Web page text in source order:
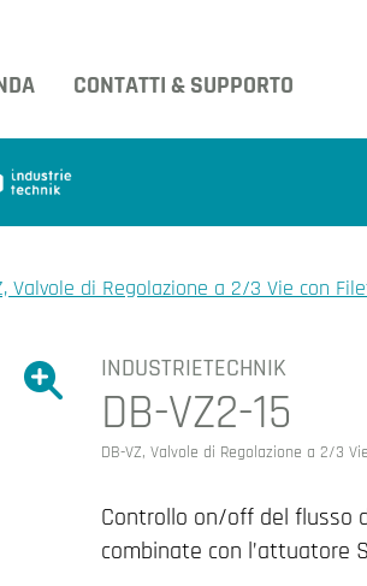
CONTATTI & SUPPORTO
Valvole di Regolazione a 2/3 Vie con
Ingrandire l'immagine.
Ingrandire l'immagine.
INDUSTRIETECHNIK
DB-VZ2-15
DB-VZ, Valvole di Regolazione a 2/3
Controllo on/off del flusso
combinate con l’attuatore